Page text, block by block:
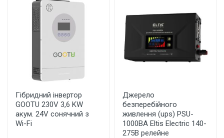
Гібридний інвертор
GOOTU 230V 3,6 KW
акум. 24V сонячний з
Wi-Fi
Джерело
безперебійного
живлення (ups) PSU-
1000BA Eltis Electric 140-
275B релейне